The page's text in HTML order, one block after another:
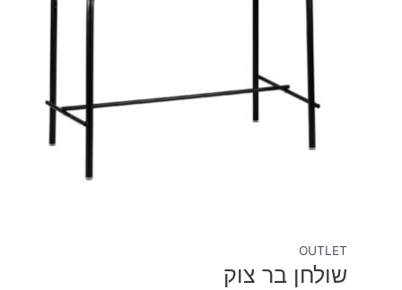
OUTLET
שולחן בר צוק